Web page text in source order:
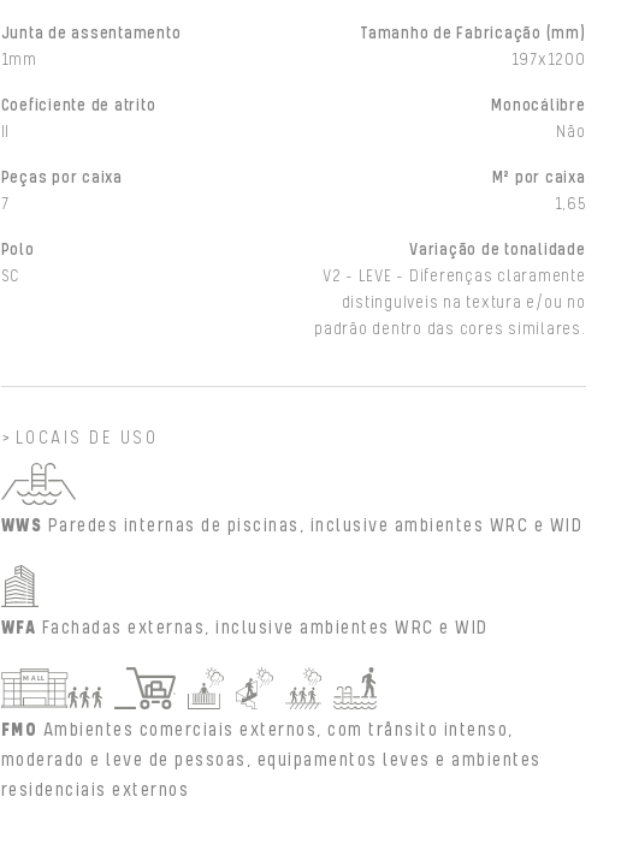
Junta de assentamento
1mm
Tamanho de Fabricação (mm)
197x1200
Coeficiente de atrito
Monocálibre
Não
Peças por caixa
7
M² por caixa
1,65
Polo
SC
Variação de tonalidade
V2 - LEVE - Diferenças claramente
distinguíveis na textura e/ou no
padrão dentro das cores similares.
LOCAIS DE USO
WWS Paredes internas de piscinas, inclusive ambientes WRC e WID
WFA Fachadas externas, inclusive ambientes WRC e WID
FMO Ambientes comerciais externos, com trânsito intenso,
moderado e leve de pessoas, equipamentos leves e ambientes
residenciais externos